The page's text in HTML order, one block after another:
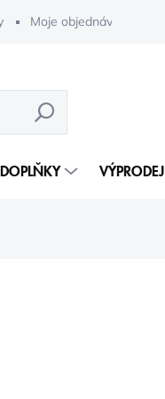
Moje objednávka
HLEDAT
DOPLŇKY VÝPRODEJ